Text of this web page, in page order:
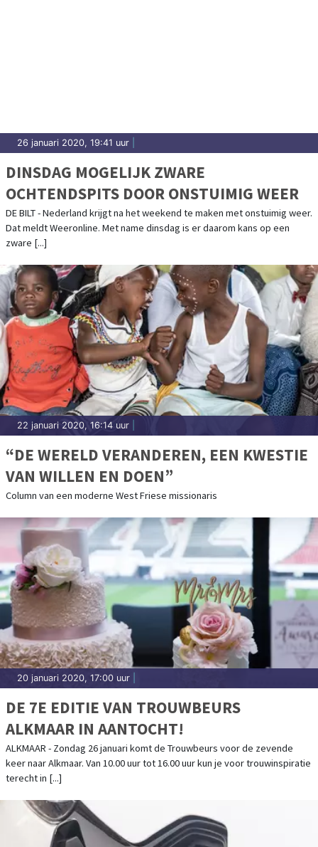
26 januari 2020, 19:41 uur
DINSDAG MOGELIJK ZWARE
OCHTENDSPITS DOOR ONSTUIMIG WEER
DE BILT - Nederland krijgt na het weekend te maken met onstuimig weer.
Dat meldt Weeronline. Met name dinsdag is er daarom kans op een
zware [...]
22 januari 2020, 16:14 uur
“DE WERELD VERANDEREN, EEN KWESTIE
VAN WILLEN EN DOEN”
Column van een moderne West Friese missionaris
20 januari 2020, 17:00 uur
DE 7E EDITIE VAN TROUWBEURS
ALKMAAR IN AANTOCHT!
ALKMAAR - Zondag 26 januari komt de Trouwbeurs voor de zevende
keer naar Alkmaar. Van 10.00 uur tot 16.00 uur kun je voor trouwinspiratie
terecht in [...]